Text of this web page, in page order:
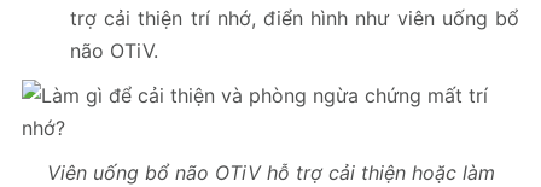
trợ cải thiện trí nhớ, điển hình như viên uống bổ
não OTiV.
Viên uống bổ não OTiV hỗ trợ cải thiện hoặc làm